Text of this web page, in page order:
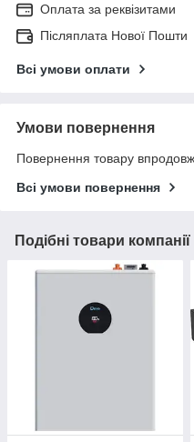
Оплата за реквізитами
Післяплата Нової Пошти
Всі умови оплати
Умови повернення
Повернення товару
Всі умови повернення
Подібні товари компанії